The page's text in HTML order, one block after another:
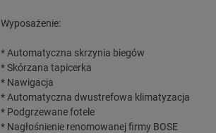
Wyposażenie:
* Automatyczna skrzynia biegów
* Skórzana tapicerka
* Nawigacja
* Automatyczna dwustrefowa klimatyzacja
* Podgrzewane fotele
* Nagłośnienie renomowanej firmy BOSE